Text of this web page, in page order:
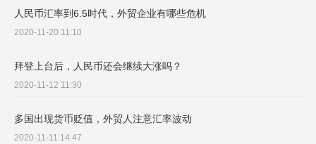
人民币汇率到6.5时代，外贸企业有哪些危机
2020-11-20 11:10
拜登上台后，人民币还会继续大涨吗？
2020-11-12 11:30
多国出现货币贬值，外贸人注意汇率波动
2020-11-11 14:47